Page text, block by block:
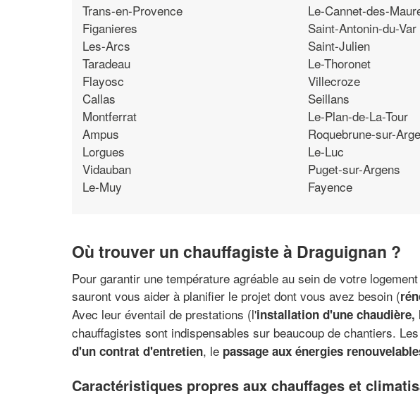
Trans-en-Provence
Figanieres
Les-Arcs
Taradeau
Flayosc
Callas
Montferrat
Ampus
Lorgues
Vidauban
Le-Muy
Le-Cannet-des-
Saint-Antonin-du-Var
Saint-Julien
Le-Thoronet
Villecroze
Seillans
Le-Plan-de-La-Tour
Roquebrune-sur-
Le-Luc
Puget-sur-Argens
Fayence
Où trouver un chauffagiste à Draguignan ?
Pour garantir une température agréable au sein de votre
sauront vous aider à planifier le projet dont vous avez besoin (
Avec leur éventail de prestations (l'installation d'une
chauffagistes sont indispensables sur beaucoup de chantiers.
d'un contrat d'entretien, le passage aux énergies
Caractéristiques propres aux chauffages et